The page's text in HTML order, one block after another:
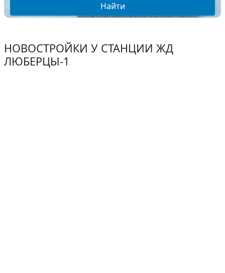
Найти
НОВОСТРОЙКИ У СТАНЦИИ ЖД
ЛЮБЕРЦЫ-1